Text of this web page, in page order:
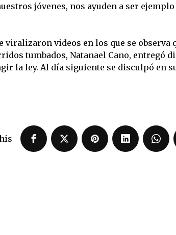
jóvenes, nos ayuden a ser ejemplo
viralizaron videos en los que se observa
tumbados, Natanael Cano, entregó
la ley. Al día siguiente se disculpó en